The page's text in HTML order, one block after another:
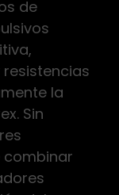
de
la
Sin
combinar